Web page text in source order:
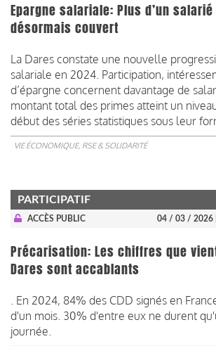
Epargne salariale: Plus d’un
désormais couvert
La Dares constate une nouvelle
salariale en 2024. Participation,
d’épargne concernent davantage de
montant total des primes atteint un
début des séries statistiques sous leur
VIE ÉCONOMIQUE, RSE & SOLIDARITÉ
PARTICIPATIF
ACCÈS PUBLIC 04 / 03 / 2026
Précarisation: Les chiffres que
Dares sont accablants
. En 2024, 84% des CDD signés en
d'un mois. 30% d'entre eux ne durent
journée.